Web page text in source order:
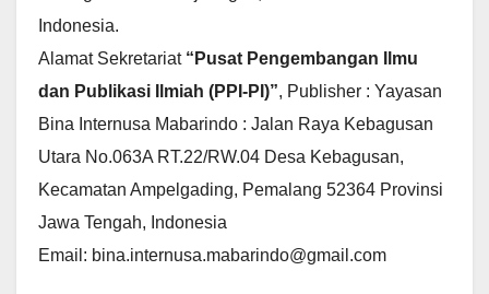
Indonesia.
Alamat Sekretariat “Pusat Pengembangan Ilmu
dan Publikasi Ilmiah (PPI-PI)”, Publisher : Yayasan
Bina Internusa Mabarindo : Jalan Raya Kebagusan
Utara No.063A RT.22/RW.04 Desa Kebagusan,
Kecamatan Ampelgading, Pemalang 52364 Provinsi
Jawa Tengah, Indonesia
Email: bina.internusa.mabarindo@gmail.com